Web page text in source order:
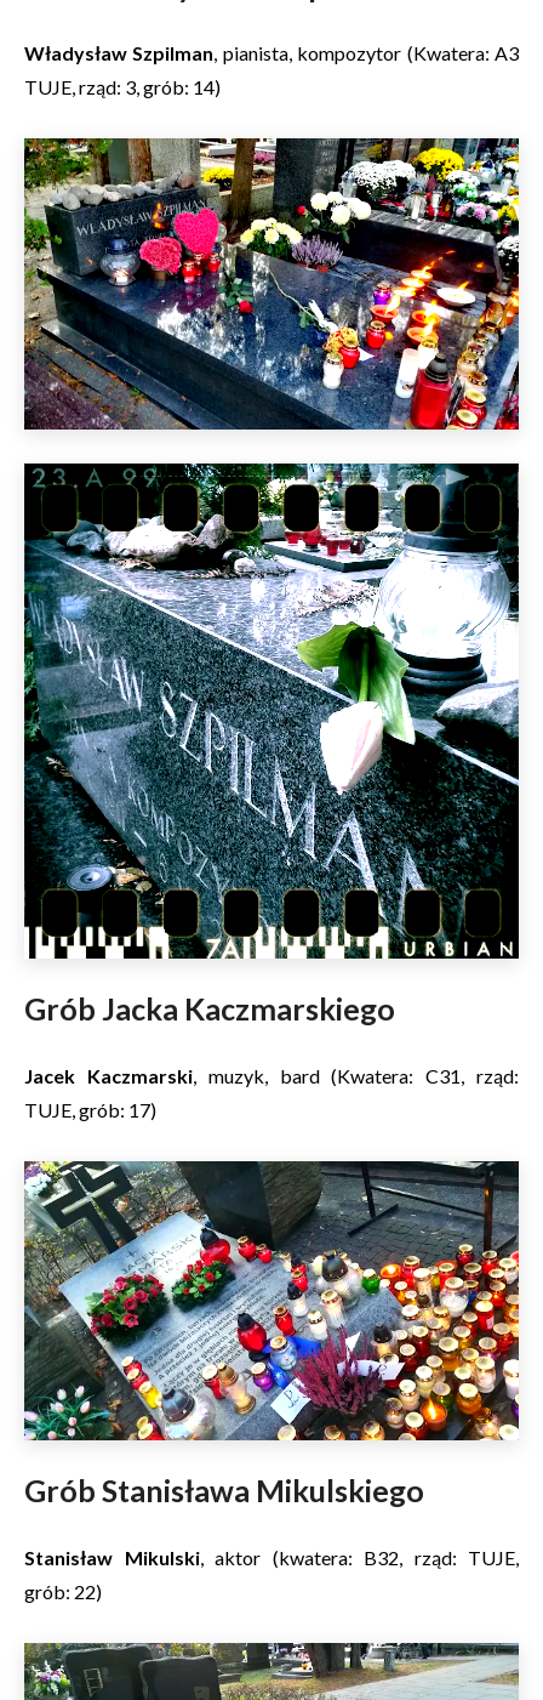
Władysław Szpilman, pianista, kompozytor (Kwatera: A3
TUJE, rząd: 3, grób: 14)
Grób Jacka Kaczmarskiego
Jacek Kaczmarski, muzyk, bard (Kwatera: C31, rząd:
TUJE, grób: 17)
Grób Stanisława Mikulskiego
Stanisław Mikulski, aktor (kwatera: B32, rząd: TUJE,
grób: 22)